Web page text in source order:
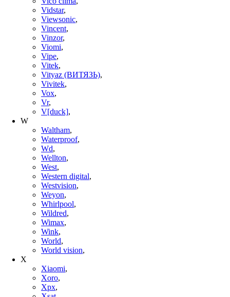
Vidstar,
Viewsonic,
Vincent,
Vinzor,
Viomi,
Vipe,
Vitek,
Vityaz (ВИТЯЗЬ),
Vivitek,
Vox,
Vr,
V[duck],
W
Waltham,
Waterproof,
Wd,
Wellton,
West,
Western digital,
Westvision,
Weyon,
Whirlpool,
Wildred,
Wimax,
Wink,
World,
World vision,
X
Xiaomi,
Xoro,
Xpx,